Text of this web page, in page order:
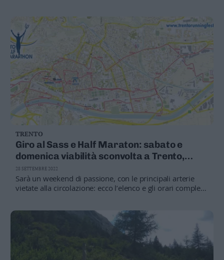
dell’aria continuano a migliorare grazie allo sforzo degli
autotrasportatori che hanno investito sul parco mezzi”
TRENTO
Giro al Sass e Half Maraton: sabato e
domenica viabilità sconvolta a Trento,
strade chiuse e divieto di sosta da via
Maccani alla Clarina
Sarà un weekend di passione, con le principali arterie
vietate alla circolazione: ecco l’elenco e gli orari completi
28 SETTEMBRE 2022